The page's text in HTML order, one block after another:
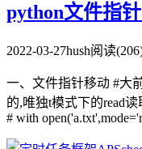
python文件指
2022-03-27hush阅读
一、文件指针移动 #大
的,唯独t模式下的read
# with